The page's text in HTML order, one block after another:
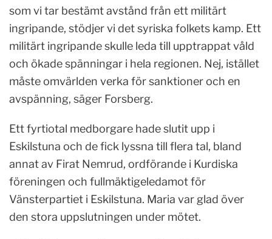
som vi tar bestämt avstånd från ett militärt
ingripande, stödjer vi det syriska folkets kamp. Ett
militärt ingripande skulle leda till upptrappat våld
och ökade spänningar i hela regionen. Nej, istället
måste omvärlden verka för sanktioner och en
avspänning, säger Forsberg.
Ett fyrtiotal medborgare hade slutit upp i
Eskilstuna och de fick lyssna till flera tal, bland
annat av Firat Nemrud, ordförande i Kurdiska
föreningen och fullmäktigeledamot för
Vänsterpartiet i Eskilstuna. Maria var glad över
den stora uppslutningen under mötet.